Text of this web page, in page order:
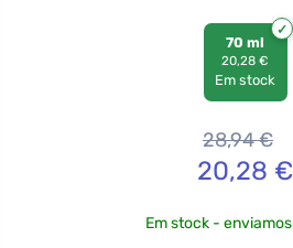
70 ml
20,28 €
Em stock
28,94€
20,28 €
Em stock -